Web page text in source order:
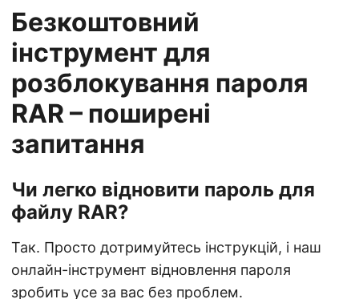
Безкоштовний
інструмент для
розблокування пароля
RAR – поширені
запитання
Чи легко відновити пароль для
файлу RAR?
Так. Просто дотримуйтесь інструкцій, і наш
онлайн-інструмент відновлення пароля
зробить усе за вас без проблем.